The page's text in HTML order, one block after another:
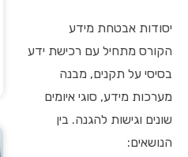
יסודות אבטחת מידע
הקורס מתחיל עם רכישת ידע
בסיסי על תקנים, מבנה
מערכות מידע, סוגי איומים
שונים וגישות להגנה. בין
הנושאים: